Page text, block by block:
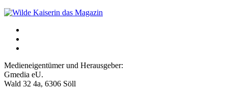
Medieneigentümer und Herausgeber:
Gmedia eU.
Wald 32 4a, 6306 Söll